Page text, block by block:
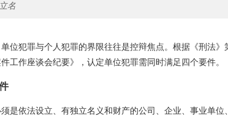
名
位犯罪与个人犯罪的界限往往是控辩焦点。根据《刑法
工作座谈会纪要》，认定单位犯罪需同时满足四个要件。
是依法设立、有独立名义和财产的公司、企业、事业单位